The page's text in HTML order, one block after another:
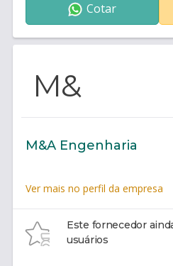
Cotar
M&
M&A Engenharia
Ver mais no perfil da empresa
Este fornecedor
usuários